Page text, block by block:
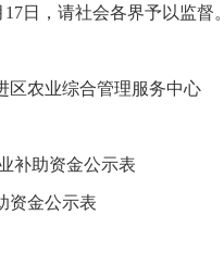
日，请社会各界予以监督。
农业综合管理服务中心
补助资金公示表
金公示表